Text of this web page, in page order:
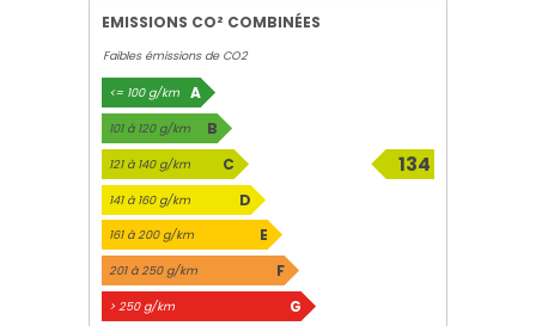
EMISSIONS CO² COMBINÉES
Faibles émissions de CO2
<= 100 g/km A
101 à 120 g/km B
121 à 140 g/km C
134
141 à 160 g/km D
161 à 200 g/km E
201 à 250 g/km F
> 250 g/km G